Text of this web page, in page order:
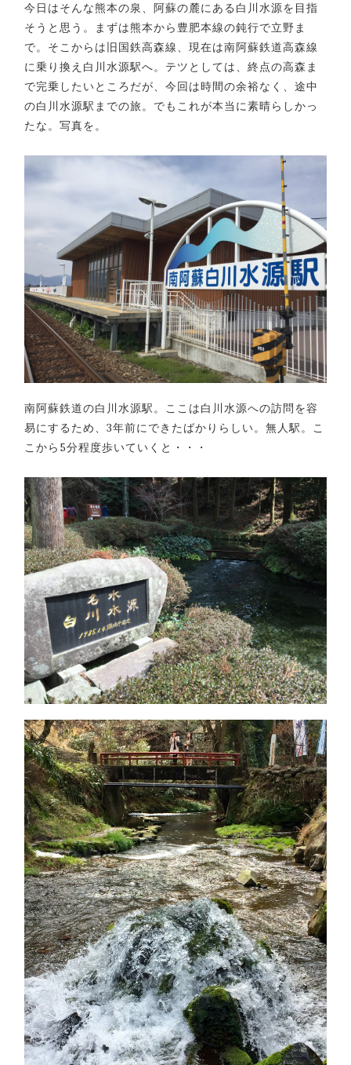
今日はそんな熊本の泉、阿蘇の麓にある白川水源を目指
そうと思う。まずは熊本から豊肥本線の鈍行で立野ま
で。そこからは旧国鉄高森線、現在は南阿蘇鉄道高森線
に乗り換え白川水源駅へ。テツとしては、終点の高森ま
で完乗したいところだが、今回は時間の余裕なく、途中
の白川水源駅までの旅。でもこれが本当に素晴らしかっ
たな。写真を。
南阿蘇鉄道の白川水源駅。ここは白川水源への訪問を容
易にするため、3年前にできたばかりらしい。無人駅。こ
こから5分程度歩いていくと・・・